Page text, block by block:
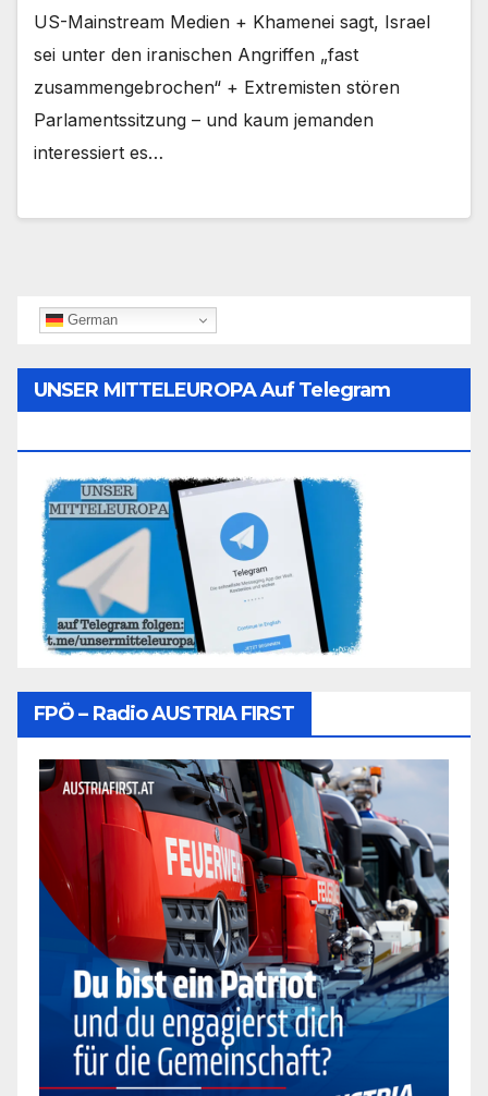
US-Mainstream Medien + Khamenei sagt, Israel
sei unter den iranischen Angriffen „fast
zusammengebrochen“ + Extremisten stören
Parlamentssitzung – und kaum jemanden
interessiert es…
German
UNSER MITTELEUROPA Auf Telegram
FPÖ – Radio AUSTRIA FIRST